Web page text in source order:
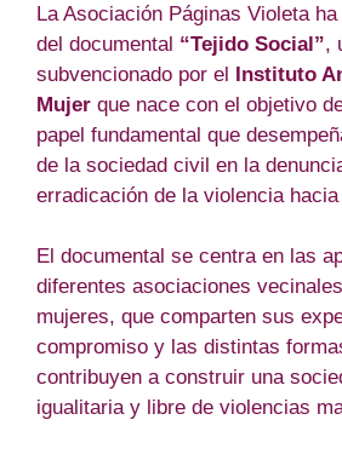
La Asociación Páginas Violeta
del documental “Tejido Social”,
subvencionado por el Instituto
Mujer que nace con el objetivo
papel fundamental que
de la sociedad civil en la
erradicación de la violencia
El documental se centra en las
diferentes asociaciones
mujeres, que comparten sus
compromiso y las distintas
contribuyen a construir una
igualitaria y libre de violencias